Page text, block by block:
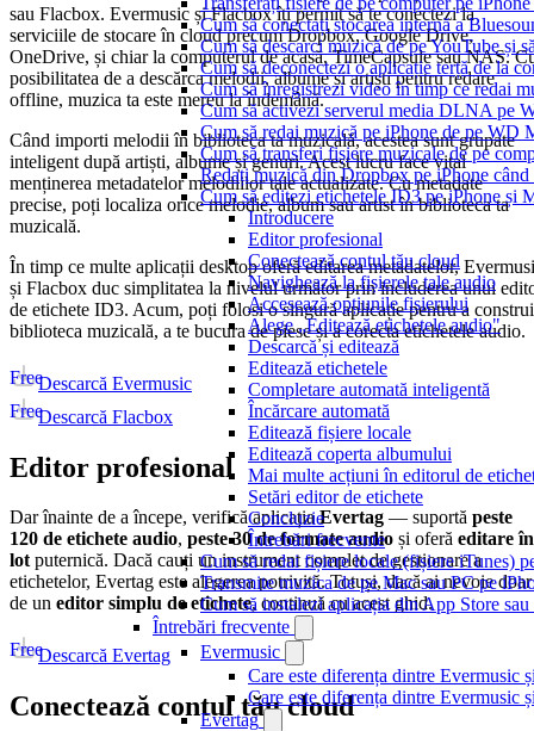
Cum să conectați stocarea internă a
Cum să descarci muzică de pe YouTube și
Cum să deconectezi o aplicație terță de la
Cum să înregistrezi video în timp ce redai
Cum să activezi serverul media DLNA pe
Cum să redai muzică pe iPhone de pe WD
Cum să transferi fișiere muzicale de pe
Redați muzică din Dropbox pe iPhone
Cum să editezi etichetele ID3 pe iPhone și
Introducere
Editor profesional
Conectează contul tău cloud
Navighează la fișierele tale audio
Accesează opțiunile fișierului
Alege „Editează etichetele audio"
Descarcă și editează
Editează etichetele
Completare automată inteligentă
Încărcare automată
Editează fișiere locale
Editează coperta albumului
Mai multe acțiuni în editorul de
Setări editor de etichete
Concluzie
Întrebări frecvente
Cum să redai fișiere locale (fișiere iTunes)
Transmite muzica de pe Mac sau PC pe
Cum să instalezi aplicația din App Store
Întrebări frecvente
Evermusic
Care este diferența dintre Evermusic
Care este diferența dintre Evermusic
Evertag
sau Flacbox. Evermusic și Flacbox îți permit să te conectezi la
serviciile de stocare în cloud precum Dropbox, Google Drive,
OneDrive, și chiar la computerul de acasă, TimeCapsule sau NAS.
posibilitatea de a descărca melodii, albume și artiști pentru redare
offline, muzica ta este mereu la îndemână.
Când importi melodii în biblioteca ta muzicală, acestea sunt grupate
inteligent după artiști, albume și genuri. Acest lucru face vital
menținerea metadatelor melodiilor tale actualizate. Cu metadate
precise, poți localiza orice melodie, album sau artist în biblioteca ta
muzicală.
În timp ce multe aplicații desktop oferă editarea metadatelor,
și Flacbox duc simplitatea la nivelul următor prin includerea unui
de etichete ID3. Acum, poți folosi o singură aplicație pentru a construi
biblioteca muzicală, a te bucura de piese și a corecta etichetele audio.
Descarcă Evermusic
Free
Descarcă Flacbox
Free
Editor profesional
Dar înainte de a începe, verifică aplicațiaEvertag — suportă peste
120 de etichete audio, peste 30 de formate audio și oferă editare în
lotputernică. Dacă cauți un instrument complet de gestionare a
etichetelor, Evertag este alegerea potrivită. Totuși, dacă ai nevoie doar
de un editor simplu de etichete, continuă cu acest ghid.
Descarcă Evertag
Free
Conectează contul tău cloud